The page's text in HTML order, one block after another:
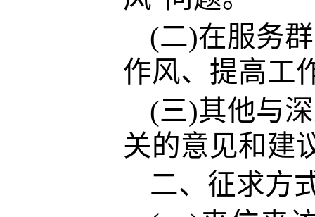
(二)在服务
作风、提高工
(三)其他与
关的意见和建
二、征求方